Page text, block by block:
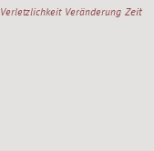
Verletzlichkeit Veränderung Zeit